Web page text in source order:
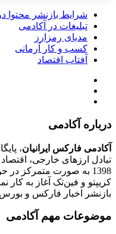
شرایط بازنشر محتوا
تبلیغات در آکادمی
مدیای رمزارز
کسب و کار آرمانی
آفتاب اقتصاد
درباره آکادمی
آکادمی فارکس ایرانیان،
تبادل ارزهای خارجی،
1398 به صورت متمرکز در
کریپتو و فین‌تک آغاز به
بازنشر اخبار فارکس و
موضوعات مهم آکادمی